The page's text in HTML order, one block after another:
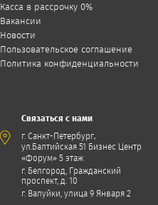
Касса в рассрочку 0%
Вакансии
Новости
Пользовательское соглашение
Политика конфиденциальности
Связаться с нами
г. Санкт-Петербург,
ул.Балтийская 51 Бизнес Центр
«Форум» 5 этаж
г. Белгород, Гражданский
проспект, д. 10
г. Валуйки, улица 9 Января 2